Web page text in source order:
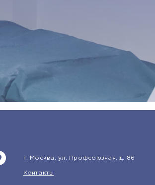
г. Москва, ул. Профсоюзная, д. 86
Контакты